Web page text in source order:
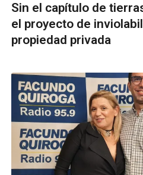
Sin el capítulo de
el proyecto de
propiedad privada